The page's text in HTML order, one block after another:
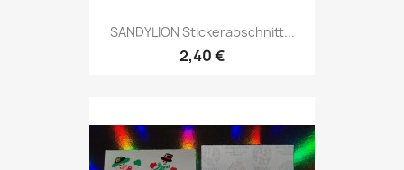
SANDYLION Stickerabschnitt...
2,40 €